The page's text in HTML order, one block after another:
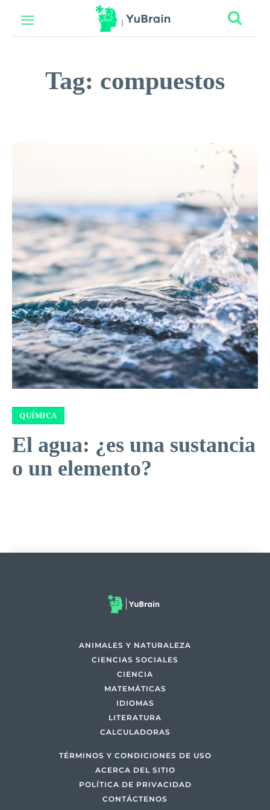
Tag: compuestos
QUÍMICA
El agua: ¿es una sustancia
o un elemento?
ANIMALES Y NATURALEZA
CIENCIAS SOCIALES
CIENCIA
MATEMÁTICAS
IDIOMAS
LITERATURA
CALCULADORAS
TÉRMINOS Y CONDICIONES DE USO
ACERCA DEL SITIO
POLÍTICA DE PRIVACIDAD
CONTÁCTENOS